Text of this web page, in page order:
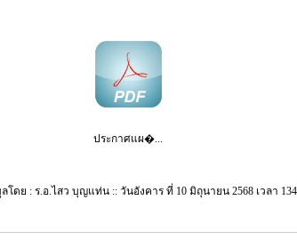
ประกาศแผ�...
ดย : ร.อ.ไสว บุญแท่น :: วันอังคาร ที่ 10 มิถุนายน 2568 เวลา